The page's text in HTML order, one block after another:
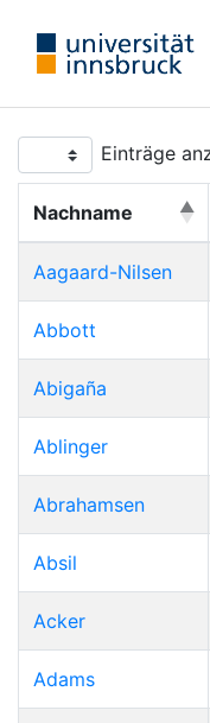
Einträge
Nachname
Aagaard-Nilsen
Abbott
Abigaña
Ablinger
Abrahamsen
Absil
Acker
Adams